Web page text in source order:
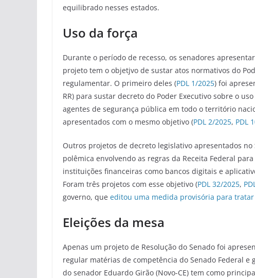
equilibrado nesses estados.
Uso da força
Durante o período de recesso, os senadores
projeto tem o objetjvo de sustar atos normativos do
regulamentar. O primeiro deles (PDL 1/2025) foi
RR) para sustar decreto do Poder Executivo sobre o
agentes de segurança pública em todo o território
apresentados com o mesmo objetivo (PDL 2/2025, PDL
Outros projetos de decreto legislativo apresentados
polêmica envolvendo as regras da Receita Federal
instituições financeiras como bancos digitais e
Foram três projetos com esse objetivo (PDL 32/2025,
governo, que editou uma medida provisória para
Eleições da mesa
Apenas um projeto de Resolução do Senado foi
regular matérias de competência do Senado Federal
do senador Eduardo Girão (Novo-CE) tem como